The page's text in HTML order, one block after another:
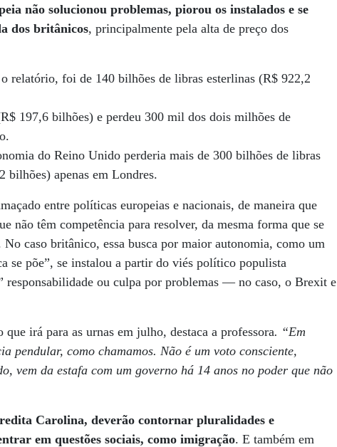
não solucionou problemas, piorou os instalados e se
dos britânicos, principalmente pela alta de preço dos
relatório, foi de 140 bilhões de libras esterlinas (R$ 922,2
197,6 bilhões) e perdeu 300 mil dos dois milhões de
do Reino Unido perderia mais de 300 bilhões de libras
apenas em Londres.
entre políticas europeias e nacionais, de maneira que
não têm competência para resolver, da mesma forma que se
caso britânico, essa busca por maior autonomia, como um
se põe”, se instalou a partir do viés político populista
responsabilidade ou culpa por problemas — no caso, o Brexit e
irá para as urnas em julho, destaca a professora. “Em
pendular, como chamamos. Não é um voto consciente,
vem da estafa com um governo há 14 anos no poder que não
Carolina, deverão contornar pluralidades e
em questões sociais, como imigração. E também em